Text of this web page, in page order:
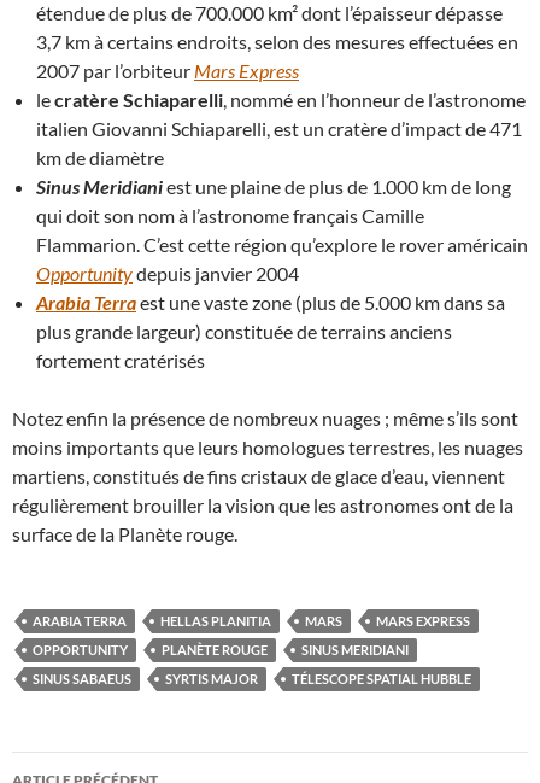
étendue de plus de 700.000 km² dont l’épaisseur dépasse
3,7 km à certains endroits, selon des mesures effectuées en
2007 par l’orbiteur Mars Express
lecratère Schiaparelli, nommé en l’honneur de l’astronome
italien Giovanni Schiaparelli, est un cratère d’impact de 471
km de diamètre
Sinus Meridianiest une plaine de plus de 1.000 km de long
qui doit son nom à l’astronome français Camille
Flammarion. C’est cette région qu’explore le rover américain
Opportunitydepuis janvier 2004
Arabia Terraest une vaste zone (plus de 5.000 km dans sa
plus grande largeur) constituée de terrains anciens
fortement cratérisés
Notez enfin la présence de nombreux nuages ; même s’ils sont
moins importants que leurs homologues terrestres, les nuages
martiens, constitués de fins cristaux de glace d’eau, viennent
régulièrement brouiller la vision que les astronomes ont de la
surface de la Planète rouge.
ARABIA TERRA HELLAS PLANITIA MARS
MARS EXPRESS
OPPORTUNITY
PLANÈTE ROUGE
SINUS MERIDIANI
SINUS SABAEUS
SYRTIS MAJOR TÉLESCOPE SPATIAL HUBBLE
Navigation